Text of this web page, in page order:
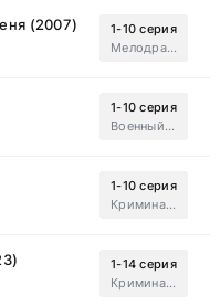
(2007)
1-10 серия
Мелодрама, Драма
1-10 серия
Военный, Исторический, Зарубежный, Мелодрама, Драма
1-10 серия
Криминал, Драма
1-14 серия
Криминал, Мистический, Триллер, Драма